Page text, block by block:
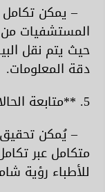
– يمكن
المستشفيات من
حيث يتم نقل
دقة المعلومات.
5. **متابعة الحالات بشكل متكامل:**
– يُمكن
متكامل عبر
للأطباء رؤية